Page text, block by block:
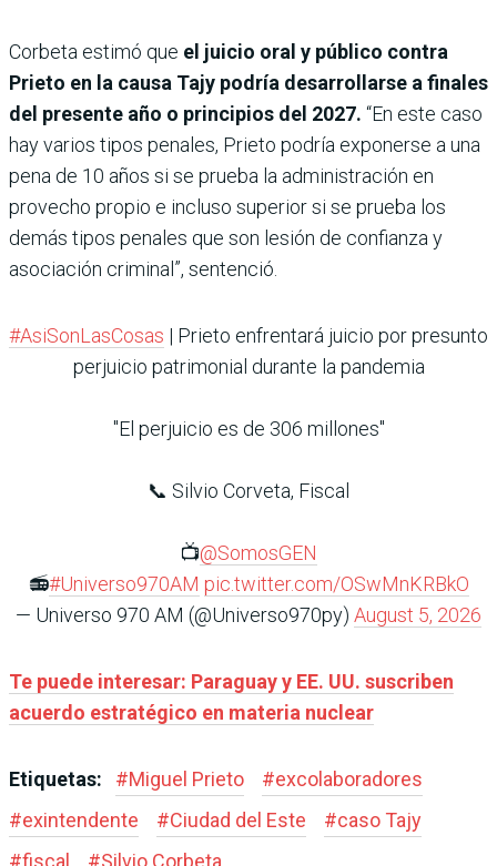
Corbeta estimó que el juicio oral y público contra
Prieto en la causa Tajy podría desarrollarse a finales
del presente año o principios del 2027. “En este caso
hay varios tipos penales, Prieto podría exponerse a una
pena de 10 años si se prueba la administración en
provecho propio e incluso superior si se prueba los
demás tipos penales que son lesión de confianza y
asociación criminal”, sentenció.
#AsiSonLasCosas | Prieto enfrentará juicio por presunto
perjuicio patrimonial durante la pandemia
"El perjuicio es de 306 millones"
📞 Silvio Corveta, Fiscal
📺@SomosGEN
📻#Universo970AM pic.twitter.com/OSwMnKRBkO
— Universo 970 AM (@Universo970py) August 5, 2026
Te puede interesar: Paraguay y EE. UU. suscriben
acuerdo estratégico en materia nuclear
Etiquetas: #Miguel Prieto #excolaboradores
#exintendente #Ciudad del Este #caso Tajy
#fiscal #Silvio Corbeta